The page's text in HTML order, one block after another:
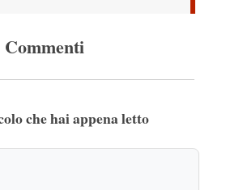
Commenti
che hai appena letto